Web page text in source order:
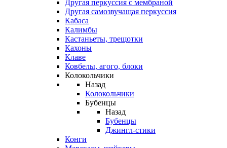
Другая перкуссия с мембраной
Другая самозвучащая перкуссия
Кабаса
Калимбы
Кастаньеты, трещотки
Кахоны
Клаве
Ковбелы, агого, блоки
Колокольчики
Назад
Колокольчики
Бубенцы
Назад
Бубенцы
Джингл-стики
Конги